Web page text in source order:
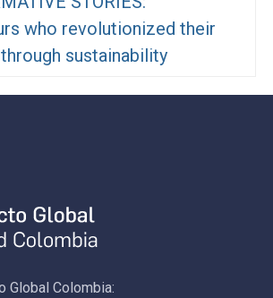
who revolutionized their
sustainability
Global Colombia: